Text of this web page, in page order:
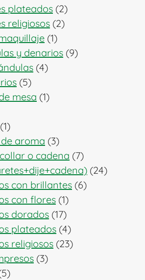
productos
plateados 22
productos
religiosos 22
11
producto
y denarios 99
44
55
productos
mesa 11
11
producto
aroma 33
productos
o cadena 77
productos
2424
con brillantes 66
con flores 11
producto
dorados 1717
productos
plateados 44
productos
religiosos 2323
33
55